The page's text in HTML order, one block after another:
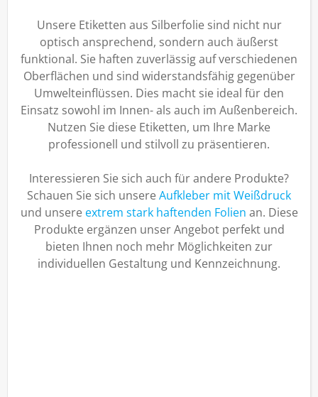
Unsere Etiketten aus Silberfolie sind nicht nur
optisch ansprechend, sondern auch äußerst
funktional. Sie haften zuverlässig auf verschiedenen
Oberflächen und sind widerstandsfähig gegenüber
Umwelteinflüssen. Dies macht sie ideal für den
Einsatz sowohl im Innen- als auch im Außenbereich.
Nutzen Sie diese Etiketten, um Ihre Marke
professionell und stilvoll zu präsentieren.
Interessieren Sie sich auch für andere Produkte?
Schauen Sie sich unsere Aufkleber mit Weißdruck
und unsere extrem stark haftenden Folien an. Diese
Produkte ergänzen unser Angebot perfekt und
bieten Ihnen noch mehr Möglichkeiten zur
individuellen Gestaltung und Kennzeichnung.